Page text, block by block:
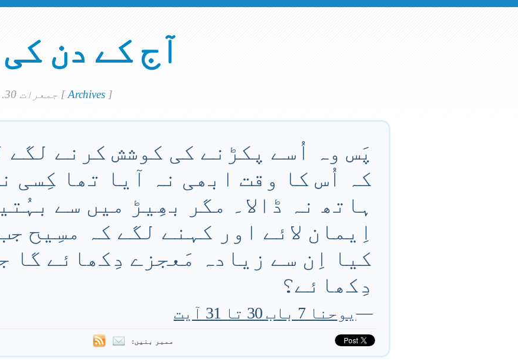
آج کے دن
[Archives]
پَس وہ اُسے پکڑنے کی کوشش کرنے لگے
کہ اُس کا وقت ابھی نہ آیا تھا کِسی
ہاتھ نہ ڈالا۔ مگر بھِیڑ میں سے
اِیمان لائے اور کہنے لگے کہ مسِیح
کیا اِن سے زیادہ مَعجزے دِکھائے گا
دِکھائے؟
—یوحنا 7 باب 30 تا 31 آیت
ممبر بنیں: